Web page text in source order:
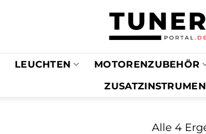
LEUCHTEN MOTORENZUBEHÖR
Alle 4